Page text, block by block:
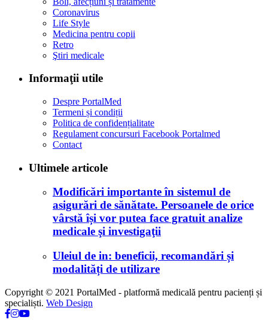
Coronavirus
Life Style
Medicina pentru copii
Retro
Ştiri medicale
Informaţii utile
Despre PortalMed
Termeni și condiții
Politica de confidențialitate
Regulament concursuri Facebook Portalmed
Contact
Ultimele articole
Modificări importante în sistemul de
asigurări de sănătate. Persoanele de orice
vârstă își vor putea face gratuit analize
medicale şi investigaţii
Uleiul de in: beneficii, recomandări și
modalități de utilizare
Copyright © 2021 PortalMed - platformă medicală pentru pacienți și
specialiști. Web Design